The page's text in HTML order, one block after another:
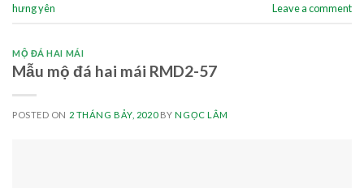
hưng yên
Leave a comment
MỘ ĐÁ HAI MÁI
Mẫu mộ đá hai mái RMD2-57
POSTED ON 2 THÁNG BẢY, 2020BYNGỌC LÂM